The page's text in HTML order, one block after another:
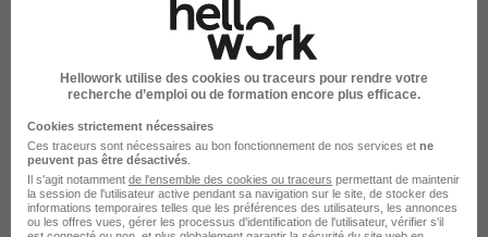
Emplois & formations
Intérim Chef d'équipe peinture
Intérim BTP
Hellowork utilise des cookies ou traceurs pour rendre votre
recherche d’emploi ou de formation encore plus efficace.
Cookies strictement nécessaires
Ces traceurs sont nécessaires au bon fonctionnement de nos services et ne
peuvent pas être désactivés
Il s'agit notamment de l'ensemble des cookies ou traceurs permettant de maintenir
la session de l'utilisateur active pendant sa navigation sur le site, de stocker des
informations temporaires telles que les préférences des utilisateurs, les annonces
ou les offres vues, gérer les processus d'identification de l'utilisateur, vérifier s'il